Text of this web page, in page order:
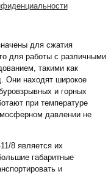
для сжатия
для работы с различными
такими как
Они находят широкое
и горных
при температуре
давлении не
8 является их
габаритные
и